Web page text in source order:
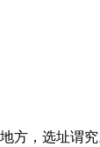
，选址谓